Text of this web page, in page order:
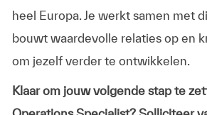
heel Europa. Je werkt samen met
bouwt waardevolle relaties op en
om jezelf verder te ontwikkelen.
Klaar om jouw volgende stap te